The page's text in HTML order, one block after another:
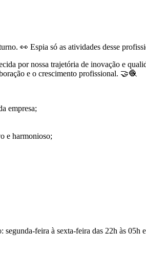
👀 Espia só as atividades desse
por nossa trajetória de inovação e
e o crescimento profissional. 🤝🧶
empresa;
e harmonioso;
feira à sexta-feira das 22h às 05h